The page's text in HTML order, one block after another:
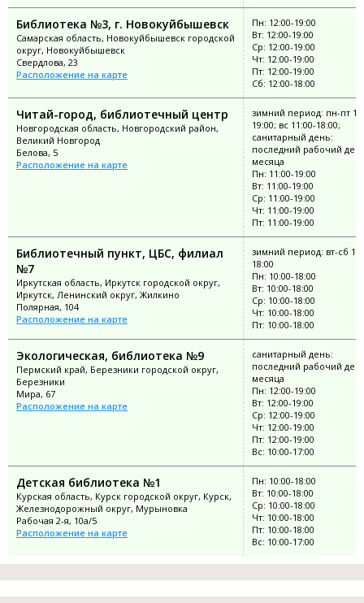
Библиотека №3, г. Новокуйбышевск
Самарская область, Новокуйбышевск городской
округ, Новокуйбышевск
Свердлова, 23
Расположение на карте
Пн: 12:00-19:00
Вт: 12:00-19:00
Ср: 12:00-19:00
Чт: 12:00-19:00
Пт: 12:00-19:00
Сб: 12:00-18:00
Читай-город, библиотечный центр
Новгородская область, Новгородский район,
Великий Новгород
Белова, 5
Расположение на карте
зимний период: пн-пт
19:00; вс 11:00-18:00;
санитарный день:
последний рабочий
месяца
Пн: 11:00-19:00
Вт: 11:00-19:00
Ср: 11:00-19:00
Чт: 11:00-19:00
Пт: 11:00-19:00
Библиотечный пункт, ЦБС, филиал
№7
Иркутская область, Иркутск городской округ,
Иркутск, Ленинский округ, Жилкино
Полярная, 104
Расположение на карте
зимний период: вт-сб
18:00
Пн: 10:00-18:00
Вт: 10:00-18:00
Ср: 10:00-18:00
Чт: 10:00-18:00
Пт: 10:00-18:00
Экологическая, библиотека №9
Пермский край, Березники городской округ,
Березники
Мира, 67
Расположение на карте
санитарный день:
последний рабочий
месяца
Пн: 12:00-19:00
Вт: 12:00-19:00
Ср: 12:00-19:00
Чт: 12:00-19:00
Пт: 12:00-19:00
Вс: 10:00-17:00
Детская библиотека №1
Курская область, Курск городской округ, Курск,
Железнодорожный округ, Мурыновка
Рабочая 2-я, 10а/5
Расположение на карте
Пн: 10:00-18:00
Вт: 10:00-18:00
Ср: 10:00-18:00
Чт: 10:00-18:00
Пт: 10:00-18:00
Вс: 10:00-17:00